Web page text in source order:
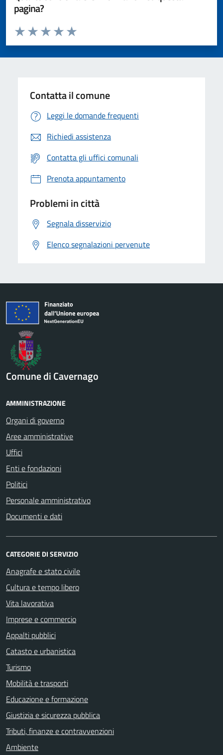
pagina?
Valuta da 1 a 5 stelle la pagina
Valuta 5 stelle su 5
Valuta 4 stelle su 5
Valuta 3 stelle su 5
Valuta 2 stelle su 5
Valuta 1 stelle su 5
Contatta il comune
Leggi le domande frequenti
Richiedi assistenza
Contatta gli uffici comunali
Prenota appuntamento
Problemi in città
Segnala disservizio
Elenco segnalazioni pervenute
Comune di Cavernago
AMMINISTRAZIONE
Organi di governo
Aree amministrative
Uffici
Enti e fondazioni
Politici
Personale amministrativo
Documenti e dati
CATEGORIE DI SERVIZIO
Anagrafe e stato civile
Cultura e tempo libero
Vita lavorativa
Imprese e commercio
Appalti pubblici
Catasto e urbanistica
Turismo
Mobilità e trasporti
Educazione e formazione
Giustizia e sicurezza pubblica
Tributi, finanze e contravvenzioni
Ambiente